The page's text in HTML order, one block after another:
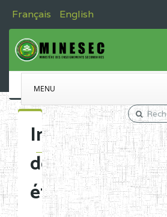
Français English
MENU
Immatriculation
des
établissements